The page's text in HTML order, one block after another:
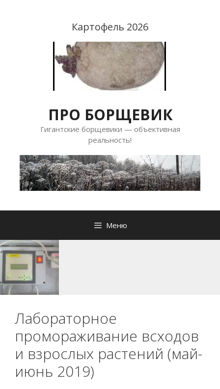
Картофель 2026
ПРО БОРЩЕВИК
Гигантские борщевики — объективная
реальность!
Меню
Лабораторное
промораживание всходов
и взрослых растений (май-
июнь 2019)